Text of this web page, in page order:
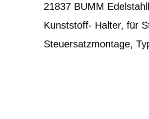
21837 BUMM
Kunststoff- Halter, für
Steuersatzmontage,